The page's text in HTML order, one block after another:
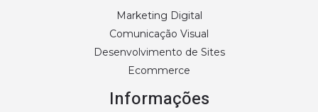
Marketing Digital
Comunicação Visual
Desenvolvimento de Sites
Ecommerce
Informações